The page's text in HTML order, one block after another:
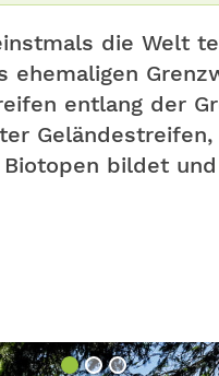
die Welt
entlang der
bildet